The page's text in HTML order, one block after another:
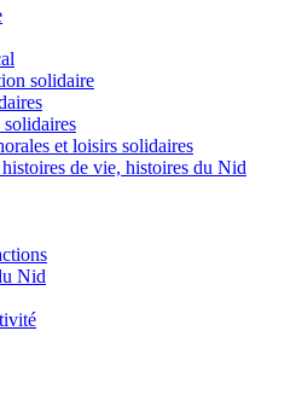
solidaire
solidaires
et loisirs solidaires
de vie, histoires du Nid
Nid